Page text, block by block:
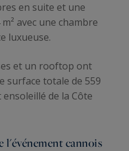
en suite et une
avec une chambre
luxueuse.
et un rooftop ont
surface totale de 559
de la Côte
l'événement cannois